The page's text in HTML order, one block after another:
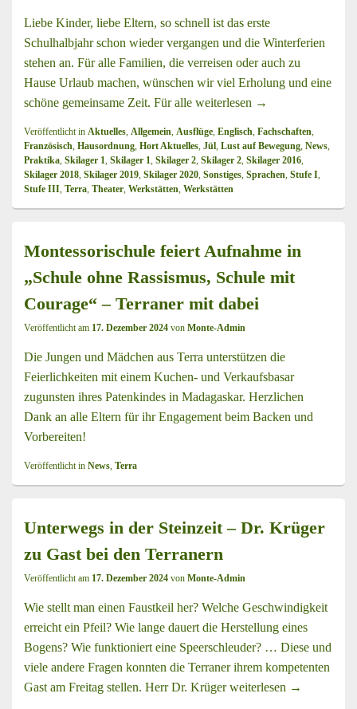
Liebe Kinder, liebe Eltern, so schnell ist das erste
Schulhalbjahr schon wieder vergangen und die Winterferien
stehen an. Für alle Familien, die verreisen oder auch zu
Hause Urlaub machen, wünschen wir viel Erholung und eine
schöne gemeinsame Zeit. Für alle weiterlesen Winterferien 2025
→
Veröffentlicht in Aktuelles, Allgemein, Ausflüge, Englisch, Fachschaften,
Französisch, Hausordnung, Hort Aktuelles, Jül, Lust auf Bewegung, News,
Praktika, Skilager 1, Skilager 1, Skilager 2, Skilager 2, Skilager 2016,
Skilager 2018, Skilager 2019, Skilager 2020, Sonstiges, Sprachen, Stufe I,
Stufe III, Terra, Theater, Werkstätten, Werkstätten
Montessorischule feiert Aufnahme in
„Schule ohne Rassismus, Schule mit
Courage“ – Terraner mit dabei
Veröffentlicht am 17. Dezember 2024 von Monte-Admin
Die Jungen und Mädchen aus Terra unterstützen die
Feierlichkeiten mit einem Kuchen- und Verkaufsbasar
zugunsten ihres Patenkindes in Madagaskar. Herzlichen
Dank an alle Eltern für ihr Engagement beim Backen und
Vorbereiten!
Veröffentlicht in News, Terra
Unterwegs in der Steinzeit – Dr. Krüger
zu Gast bei den Terranern
Veröffentlicht am 17. Dezember 2024 von Monte-Admin
Wie stellt man einen Faustkeil her? Welche Geschwindigkeit
erreicht ein Pfeil? Wie lange dauert die Herstellung eines
Bogens? Wie funktioniert eine Speerschleuder? … Diese und
viele andere Fragen konnten die Terraner ihrem kompetenten
Gast am Freitag stellen. Herr Dr. Krügerweiterlesen Unterwegs
→